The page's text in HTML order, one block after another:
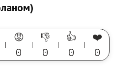
😡
0
👎
0
👍
0
❤️
0